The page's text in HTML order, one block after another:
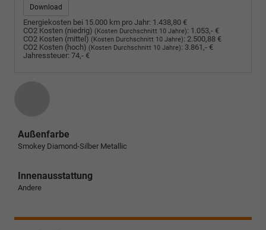
Download
Energiekosten bei 15.000 km pro Jahr: 1.438,80 €
CO2 Kosten (niedrig) (Kosten Durchschnitt 10 Jahre): 1.053,- €
CO2 Kosten (mittel) (Kosten Durchschnitt 10 Jahre): 2.500,88 €
CO2 Kosten (hoch) (Kosten Durchschnitt 10 Jahre): 3.861,- €
Jahressteuer: 74,- €
Außenfarbe
Smokey Diamond-Silber Metallic
Innenausstattung
Andere